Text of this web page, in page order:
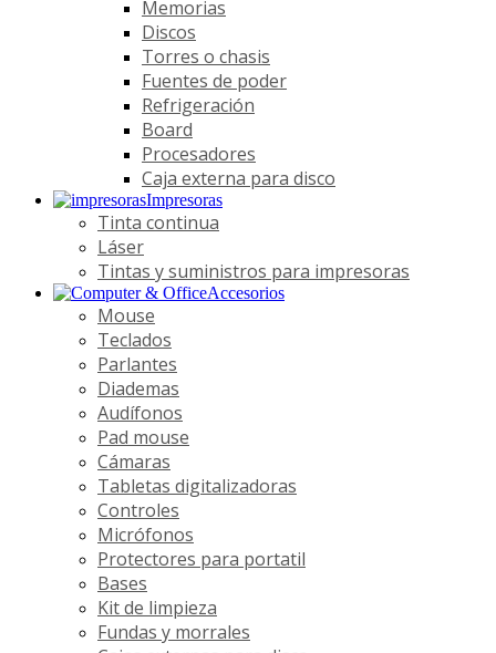
Memorias
Discos
Torres o chasis
Fuentes de poder
Refrigeración
Board
Procesadores
Caja externa para disco
Impresoras
Tinta continua
Láser
Tintas y suministros para impresoras
Accesorios
Mouse
Teclados
Parlantes
Diademas
Audífonos
Pad mouse
Cámaras
Tabletas digitalizadoras
Controles
Micrófonos
Protectores para portatil
Bases
Kit de limpieza
Fundas y morrales